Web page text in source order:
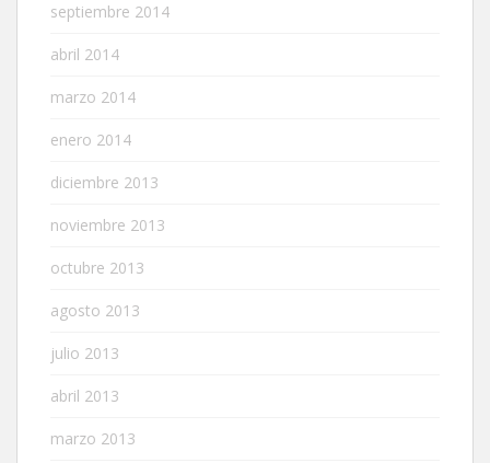
septiembre 2014
abril 2014
marzo 2014
enero 2014
diciembre 2013
noviembre 2013
octubre 2013
agosto 2013
julio 2013
abril 2013
marzo 2013